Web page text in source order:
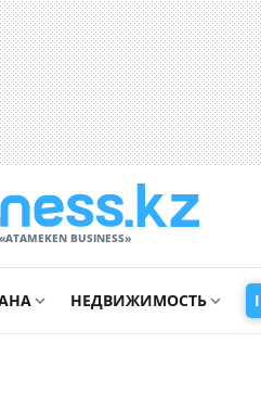
BUSINESS»
НЕДВИЖИМОСТЬ